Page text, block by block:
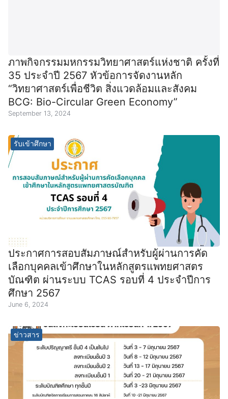
ภาพกิจกรรมมหกรรมวิทยาศาสตร์แห่งชาติ ครั้งที่
35 ประจำปี 2567 หัวข้อการจัดงานหลัก
“วิทยาศาสตร์เพื่อชีวิต สิ่งแวดล้อมและสังคม
BCG: Bio-Circular Green Economy”
September 13, 2024
รับเข้าศึกษา
ประกาศการสอบสัมภาษณ์สำหรับผู้ผ่านการคัด
เลือกบุคคลเข้าศึกษาในหลักสูตรแพทยศาสตร
บัณฑิต ผ่านระบบ TCAS รอบที่ 4 ประจำปีการ
ศึกษา 2567
June 6, 2024
ข่าวสาร